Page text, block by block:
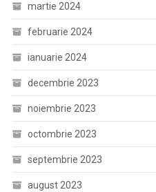
martie 2024
februarie 2024
ianuarie 2024
decembrie 2023
noiembrie 2023
octombrie 2023
septembrie 2023
august 2023